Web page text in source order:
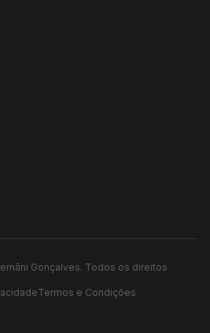
Gonçalves. Todos os direitos
Termos e Condições